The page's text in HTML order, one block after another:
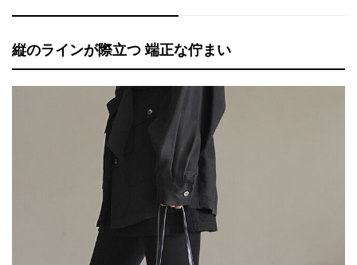
縦のラインが際立つ 端正な佇まい